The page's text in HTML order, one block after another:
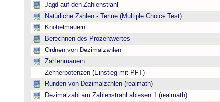
Jagd auf den Zahlenstrahl
Natürliche Zahlen - Terme (Multiple Choice Test)
Knobelmauern
Berechnen des Prozentwertes
Ordnen von Dezimalzahlen
Zahlenmauern
Zehnerpotenzen (Einstieg mit PPT)
Runden von Dezimalzahlen (realmath)
Dezimalzahl am Zahlenstrahl ablesen 1 (realmath)